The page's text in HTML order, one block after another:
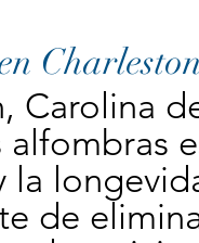
Charleston
Carolina
la
de